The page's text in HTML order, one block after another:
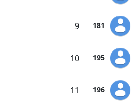
9 181
10 195
11 196